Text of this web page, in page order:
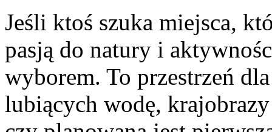
Jeśli ktoś szuka miejsca,
pasją do natury i
wyborem. To przestrzeń
lubiących wodę,